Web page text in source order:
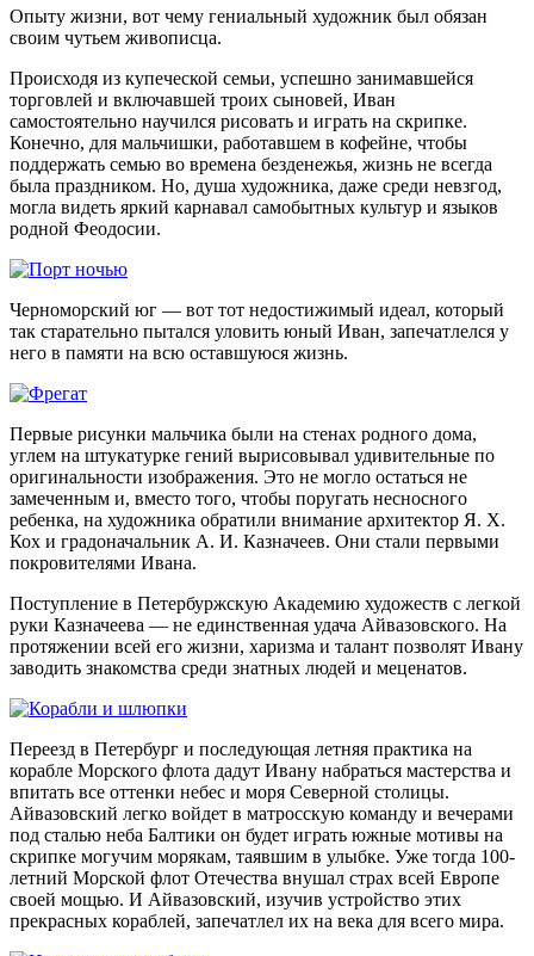
Опыту жизни, вот чему гениальный художник был обязан
своим чутьем живописца.
Происходя из купеческой семьи, успешно занимавшейся
торговлей и включавшей троих сыновей, Иван
самостоятельно научился рисовать и играть на скрипке.
Конечно, для мальчишки, работавшем в кофейне, чтобы
поддержать семью во времена безденежья, жизнь не всегда
была праздником. Но, душа художника, даже среди невзгод,
могла видеть яркий карнавал самобытных культур и языков
родной Феодосии.
Черноморский юг — вот тот недостижимый идеал, который
так старательно пытался уловить юный Иван, запечатлелся у
него в памяти на всю оставшуюся жизнь.
Первые рисунки мальчика были на стенах родного дома,
углем на штукатурке гений вырисовывал удивительные по
оригинальности изображения. Это не могло остаться не
замеченным и, вместо того, чтобы поругать несносного
ребенка, на художника обратили внимание архитектор Я. Х.
Кох и градоначальник А. И. Казначеев. Они стали первыми
покровителями Ивана.
Поступление в Петербуржскую Академию художеств с легкой
руки Казначеева — не единственная удача Айвазовского. На
протяжении всей его жизни, харизма и талант позволят Ивану
заводить знакомства среди знатных людей и меценатов.
Переезд в Петербург и последующая летняя практика на
корабле Морского флота дадут Ивану набраться мастерства и
впитать все оттенки небес и моря Северной столицы.
Айвазовский легко войдет в матросскую команду и вечерами
под сталью неба Балтики он будет играть южные мотивы на
скрипке могучим морякам, таявшим в улыбке. Уже тогда 100-
летний Морской флот Отечества внушал страх всей Европе
своей мощью. И Айвазовский, изучив устройство этих
прекрасных кораблей, запечатлел их на века для всего мира.